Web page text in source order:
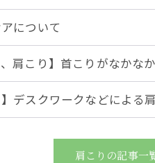
について
、肩こり】首こりがなかな
】デスクワークなどによる
肩こりの記事一